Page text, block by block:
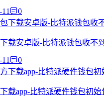
0
载安卓版-比特派钱包收不
0
载app-比特派硬件钱包初始